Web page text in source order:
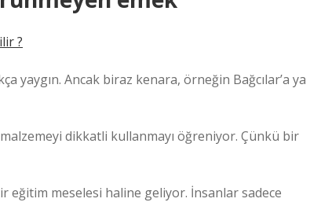
?
yaygın. Ancak biraz kenara, örneğin Bağcılar’a ya
dikkatli kullanmayı öğreniyor. Çünkü bir
eğitim meselesi haline geliyor. İnsanlar sadece